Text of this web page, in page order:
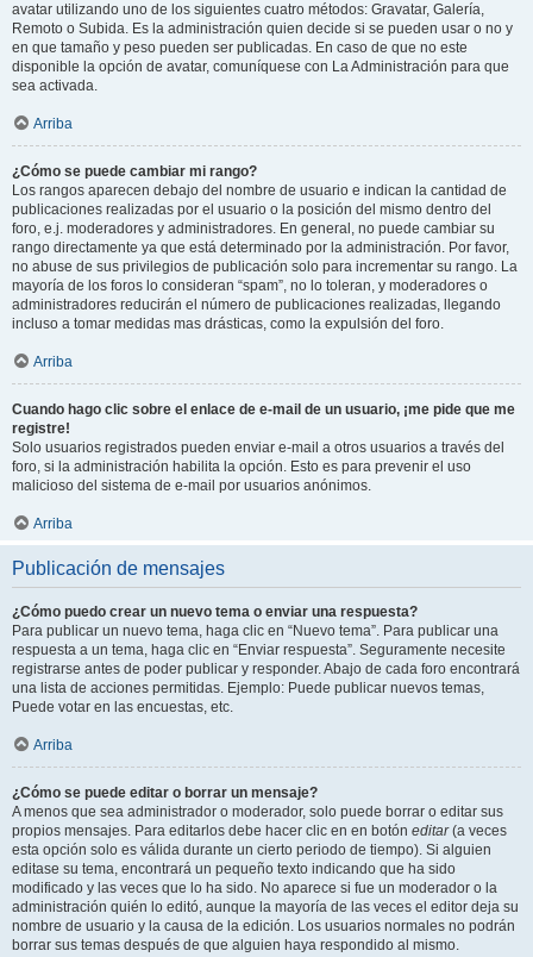
avatar utilizando uno de los siguientes cuatro métodos: Gravatar, Galería,
Remoto o Subida. Es la administración quien decide si se pueden usar o no y
en que tamaño y peso pueden ser publicadas. En caso de que no este
disponible la opción de avatar, comuníquese con La Administración para que
sea activada.
Arriba
¿Cómo se puede cambiar mi rango?
Los rangos aparecen debajo del nombre de usuario e indican la cantidad de
publicaciones realizadas por el usuario o la posición del mismo dentro del
foro, e.j. moderadores y administradores. En general, no puede cambiar su
rango directamente ya que está determinado por la administración. Por favor,
no abuse de sus privilegios de publicación solo para incrementar su rango. La
mayoría de los foros lo consideran “spam”, no lo toleran, y moderadores o
administradores reducirán el número de publicaciones realizadas, llegando
incluso a tomar medidas mas drásticas, como la expulsión del foro.
Arriba
Cuando hago clic sobre el enlace de e-mail de un usuario, ¡me pide que me
registre!
Solo usuarios registrados pueden enviar e-mail a otros usuarios a través del
foro, si la administración habilita la opción. Esto es para prevenir el uso
malicioso del sistema de e-mail por usuarios anónimos.
Arriba
Publicación de mensajes
¿Cómo puedo crear un nuevo tema o enviar una respuesta?
Para publicar un nuevo tema, haga clic en “Nuevo tema”. Para publicar una
respuesta a un tema, haga clic en “Enviar respuesta”. Seguramente necesite
registrarse antes de poder publicar y responder. Abajo de cada foro encontrará
una lista de acciones permitidas. Ejemplo: Puede publicar nuevos temas,
Puede votar en las encuestas, etc.
Arriba
¿Cómo se puede editar o borrar un mensaje?
A menos que sea administrador o moderador, solo puede borrar o editar sus
propios mensajes. Para editarlos debe hacer clic en en botón editar(a veces
esta opción solo es válida durante un cierto periodo de tiempo). Si alguien
editase su tema, encontrará un pequeño texto indicando que ha sido
modificado y las veces que lo ha sido. No aparece si fue un moderador o la
administración quién lo editó, aunque la mayoría de las veces el editor deja su
nombre de usuario y la causa de la edición. Los usuarios normales no podrán
borrar sus temas después de que alguien haya respondido al mismo.